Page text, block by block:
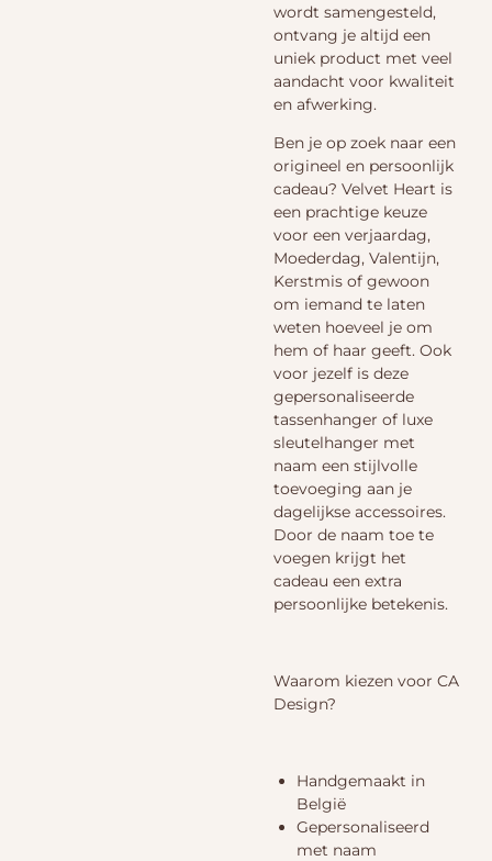
wordt samengesteld,
ontvang je altijd een
uniek product met veel
aandacht voor kwaliteit
en afwerking.
Ben je op zoek naar een
origineel en persoonlijk
cadeau? Velvet Heart is
een prachtige keuze
voor een verjaardag,
Moederdag, Valentijn,
Kerstmis of gewoon
om iemand te laten
weten hoeveel je om
hem of haar geeft. Ook
voor jezelf is deze
gepersonaliseerde
tassenhanger of luxe
sleutelhanger met
naam een stijlvolle
toevoeging aan je
dagelijkse accessoires.
Door de naam toe te
voegen krijgt het
cadeau een extra
persoonlijke betekenis.
Waarom kiezen voor CA
Design?
Handgemaakt in
België
Gepersonaliseerd
met naam